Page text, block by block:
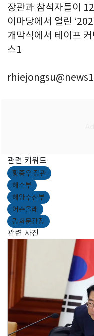
장관과 참석자들이
이마당에서 열린
개막식에서 테이프
스1
관련 키워드
황종우 장관
해수부
해양수산부
어촌올래
광화문광장
관련 사진